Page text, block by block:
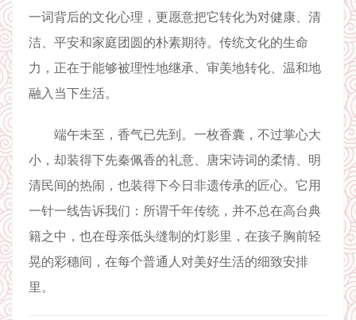
一词背后的文化心理，更愿意把它转化为对健康、清
洁、平安和家庭团圆的朴素期待。传统文化的生命
力，正在于能够被理性地继承、审美地转化、温和地
融入当下生活。
端午未至，香气已先到。一枚香囊，不过掌心大
小，却装得下先秦佩香的礼意、唐宋诗词的柔情、明
清民间的热闹，也装得下今日非遗传承的匠心。它用
一针一线告诉我们：所谓千年传统，并不总在高台典
籍之中，也在母亲低头缝制的灯影里，在孩子胸前轻
晃的彩穗间，在每个普通人对美好生活的细致安排
里。